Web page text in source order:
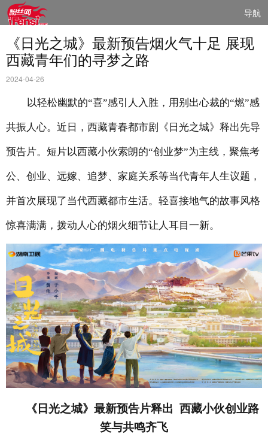
导航
《日光之城》最新预告烟火气十足 展现
西藏青年们的寻梦之路
2024-04-26
以轻松幽默的“喜”感引人入胜，用别出心裁的“燃”感
共振人心。近日，西藏青春都市剧《日光之城》释出先导
预告片。短片以西藏小伙索朗的“创业梦”为主线，聚焦考
公、创业、远嫁、追梦、家庭关系等当代青年人生议题，
并首次展现了当代西藏都市生活。轻喜接地气的故事风格
惊喜满满，拨动人心的烟火细节让人耳目一新。
《 日光之城》最新预告片释出 西藏小伙创业路
笑与共鸣齐飞